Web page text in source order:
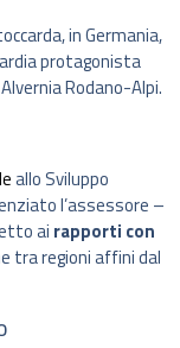
in Germania,
protagonista
Rodano-Alpi.
allo Sviluppo
l’assessore –
ai rapporti con
tra regioni affini dal